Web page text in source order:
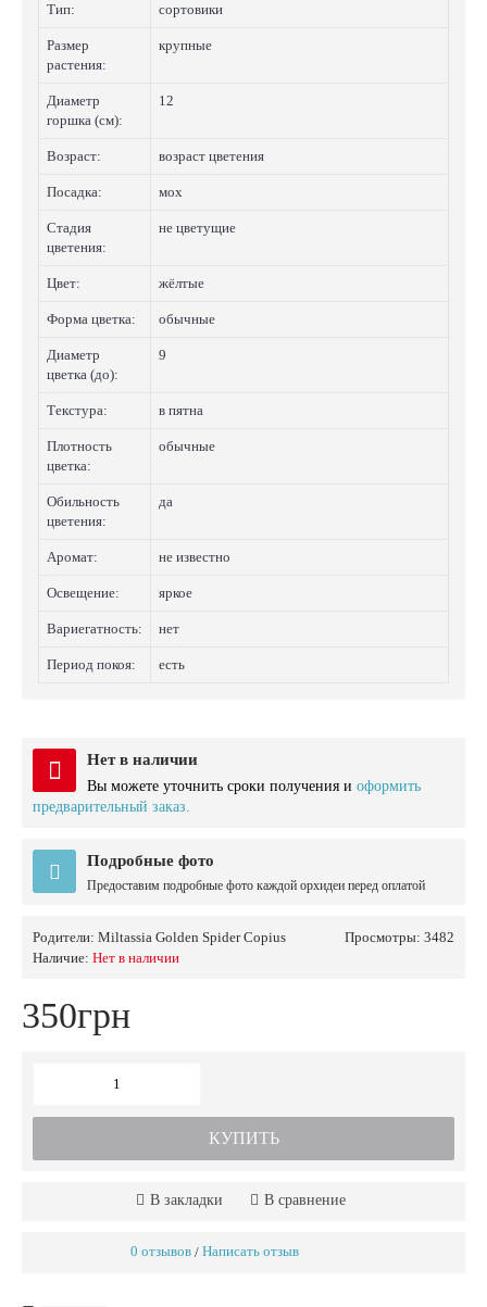
Тип: сортовики
Размер
растения:
крупные
Диаметр
горшка (см):
12
Возраст: возраст цветения
Посадка: мох
Стадия
цветения:
не цветущие
Цвет: жёлтые
Форма цветка: обычные
Диаметр
цветка (до):
9
Текстура: в пятна
Плотность
цветка:
обычные
Обильность
цветения:
да
Аромат: не известно
Освещение: яркое
Вариегатность: нет
Период покоя: есть
Нет в наличии
Вы можете уточнить сроки получения и оформить
предварительный заказ.
Подробные фото
Предоставим подробные фото каждой орхидеи перед оплатой
Просмотры: 3482
Родители: Miltassia Golden Spider Copius
Наличие: Нет в наличии
350грн
КУПИТЬ
В закладки В сравнение
0 отзывов / Написать отзыв